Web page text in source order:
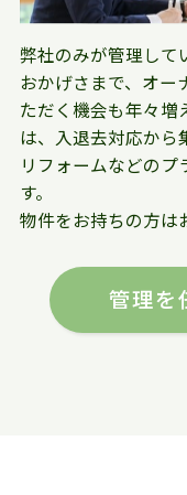
弊社のみが管理して
おかげさまで、オー
ただく機会も年々増
は、入退去対応から
リフォームなどのプ
す。
物件をお持ちの方は
管理を